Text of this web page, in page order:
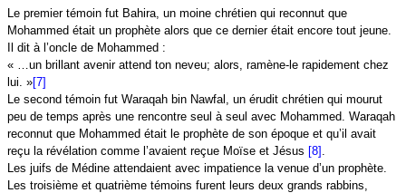
Le premier témoin fut Bahira, un moine chrétien qui reconnut que
Mohammed était un prophète alors que ce dernier était encore tout jeune.
Il dit à l’oncle de Mohammed :
« …un brillant avenir attend ton neveu; alors, ramène-le rapidement chez
lui. »[7]
Le second témoin fut Waraqah bin Nawfal, un érudit chrétien qui mourut
peu de temps après une rencontre seul à seul avec Mohammed. Waraqah
reconnut que Mohammed était le prophète de son époque et qu’il avait
reçu la révélation comme l’avaient reçue Moïse et Jésus [8] .
Les juifs de Médine attendaient avec impatience la venue d’un prophète.
Les troisième et quatrième témoins furent leurs deux grands rabbins,